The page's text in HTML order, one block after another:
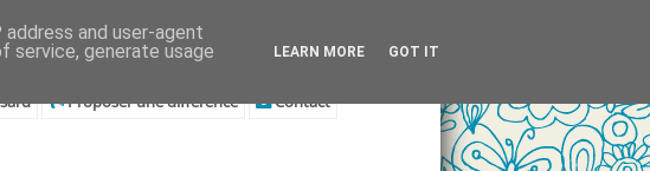
Proposer une différence Contact
and user-agent
service, generate usage
LEARN MORE GOT IT